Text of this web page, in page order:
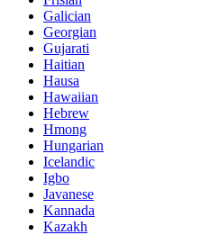
Galician
Georgian
Gujarati
Haitian
Hausa
Hawaiian
Hebrew
Hmong
Hungarian
Icelandic
Igbo
Javanese
Kannada
Kazakh